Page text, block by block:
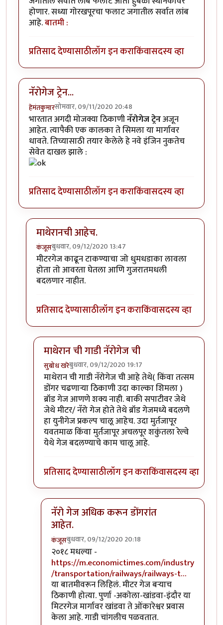
होणार. सध्या गोरखपूरचा फलाट जगातील सर्वात लांब
आहे.बातमी :
प्रतिसाद देण्यासाठीलॉग इन कराकिंवासदस्य व्हा
नॅरोगेज ट्रेन...
हेमंतकुमारसोमवार, 09/11/2020 20:48
भारतात अगदी मोजक्या ठिकाणीनॅरोगेज ट्रेनअजून
आहेत. त्यापैकी एक कालका ते सिमला या मार्गावर
धावते. तिच्यासाठी तयार केलेले हे नवे इंजिन नुकतेच
सेवेत दाखल झाले :
प्रतिसाद देण्यासाठीलॉग इन कराकिंवासदस्य व्हा
माथेरानची आहेच.
कंजूसबुधवार, 09/12/2020 13:47
In reply toनॅरोगेज ट्रेन...byहेमंतकुमार
मीटरगेज काढून टाकण्याचा जो धुमधडाका लावला
होता तो आवरता घेतला आणि गुजरातमधली
बदलणार नाहीत.
प्रतिसाद देण्यासाठीलॉग इन कराकिंवासदस्य व्हा
माथेरान ची गाडी नॅरोगेज ची
सुबोध खरेबुधवार, 09/12/2020 19:17
In reply toमाथेरानची आहेच.byकंजूस
माथेरान ची गाडी नॅरोगेज ची आहे तेथे( किंवा तत्सम
डोंगर चढणाऱ्या ठिकाणी उदा काल्का शिमला )
ब्रॉड गेज आणणे शक्य नाही. बाकी सपाटीवर जेथे
जेथे मीटर/ नॅरो गेज होते तेथे ब्रॉड गेजमध्ये बदलणे
हा युनीगेज प्रकल्प चालू आहेच. उदा मुर्तजापूर
यवतमाळ किंवा मुर्तजापूर अचलपूर शकुंतला रेल्वे
येथे गेज बदलण्याचे काम चालू आहे.
प्रतिसाद देण्यासाठीलॉग इन कराकिंवासदस्य व्हा
नॅरो गेज अधिक करून डोंगरांत
आहेत.
कंजूसबुधवार, 09/12/2020 20:18
In reply toमाथेरान ची गाडी नॅरोगेज ची
२०१८ मधल्या -
https://m.economictimes.com/industry
/transportation/railways/railways-t…
या बातमीवरून लिहिलं. मीटर गेज बऱ्याच
ठिकाणी होत्या. पुर्णा -अकोला-खांडवा-इंदौर या
मिटरगेज मार्गावर खांडवा ते ओंकारेश्वर प्रवास
केला आहे. गाडी चांगलीच पळवतात.